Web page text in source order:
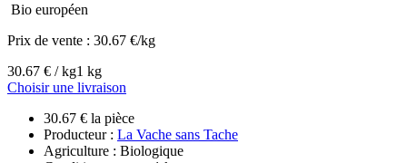
Bio européen
Prix de vente : 30.67 €/kg
30.67 € / kg1 kg
Choisir une livraison
30.67 € la pièce
Producteur : La Vache sans Tache
Agriculture : Biologique